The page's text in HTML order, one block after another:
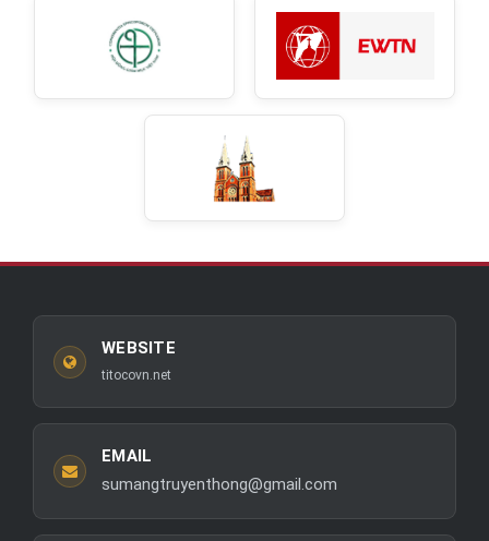
WEBSITE
titocovn.net
EMAIL
sumangtruyenthong@gmail.com